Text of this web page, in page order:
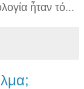
ἦταν τό...